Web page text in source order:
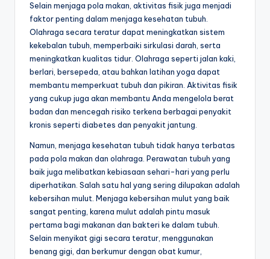
Selain menjaga pola makan, aktivitas fisik juga menjadi
faktor penting dalam menjaga kesehatan tubuh.
Olahraga secara teratur dapat meningkatkan sistem
kekebalan tubuh, memperbaiki sirkulasi darah, serta
meningkatkan kualitas tidur. Olahraga seperti jalan kaki,
berlari, bersepeda, atau bahkan latihan yoga dapat
membantu memperkuat tubuh dan pikiran. Aktivitas fisik
yang cukup juga akan membantu Anda mengelola berat
badan dan mencegah risiko terkena berbagai penyakit
kronis seperti diabetes dan penyakit jantung.
Namun, menjaga kesehatan tubuh tidak hanya terbatas
pada pola makan dan olahraga. Perawatan tubuh yang
baik juga melibatkan kebiasaan sehari-hari yang perlu
diperhatikan. Salah satu hal yang sering dilupakan adalah
kebersihan mulut. Menjaga kebersihan mulut yang baik
sangat penting, karena mulut adalah pintu masuk
pertama bagi makanan dan bakteri ke dalam tubuh.
Selain menyikat gigi secara teratur, menggunakan
benang gigi, dan berkumur dengan obat kumur,